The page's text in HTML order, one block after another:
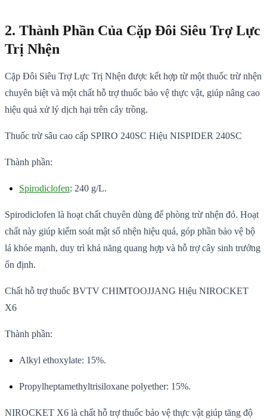
2. Thành Phần Của Cặp Đôi Siêu Trợ Lực
Trị Nhện
Cặp Đôi Siêu Trợ Lực Trị Nhện được kết hợp từ một thuốc trừ nhện
chuyên biệt và một chất hỗ trợ thuốc bảo vệ thực vật, giúp nâng cao
hiệu quả xử lý dịch hại trên cây trồng.
Thuốc trừ sâu cao cấp SPIRO 240SC Hiệu NISPIDER 240SC
Thành phần:
Spirodiclofen: 240 g/L.
Spirodiclofen là hoạt chất chuyên dùng để phòng trừ nhện đỏ. Hoạt
chất này giúp kiểm soát mật số nhện hiệu quả, góp phần bảo vệ bộ
lá khỏe mạnh, duy trì khả năng quang hợp và hỗ trợ cây sinh trưởng
ổn định.
Chất hỗ trợ thuốc BVTV CHIMTOOJJANG Hiệu NIROCKET
X6
Thành phần:
Alkyl ethoxylate: 15%.
Propylheptamethyltrisiloxane polyether: 15%.
NIROCKET X6 là chất hỗ trợ thuốc bảo vệ thực vật giúp tăng độ